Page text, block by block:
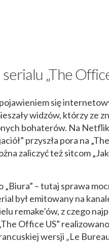
„The
się
widzów, którzy ze
bohaterów. Na
przyszła pora na
zaliczyć też sitcom
„Biura” – tutaj sprawa
był emitowany na
remake’ów, z czego
Office US”
wersji „Le